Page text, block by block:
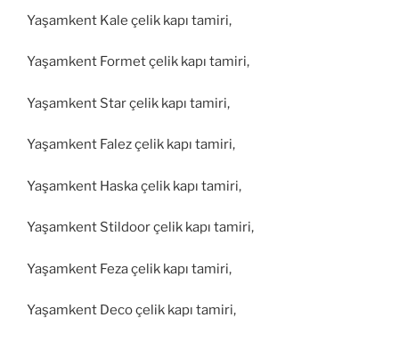
Yaşamkent Kale çelik kapı tamiri,
Yaşamkent Formet çelik kapı tamiri,
Yaşamkent Star çelik kapı tamiri,
Yaşamkent Falez çelik kapı tamiri,
Yaşamkent Haska çelik kapı tamiri,
Yaşamkent Stildoor çelik kapı tamiri,
Yaşamkent Feza çelik kapı tamiri,
Yaşamkent Deco çelik kapı tamiri,